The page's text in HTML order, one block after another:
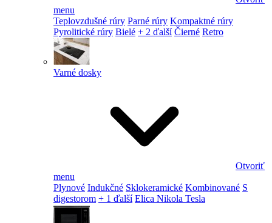
menu
Teplovzdušné rúry Parné rúry Kompaktné rúry
Pyrolitické rúry Bielé + 2 ďalší Čierné Retro
Varné dosky
Otvoriť
menu
Plynové Indukčné Sklokeramické Kombinované S
digestorom + 1 ďalší Elica Nikola Tesla